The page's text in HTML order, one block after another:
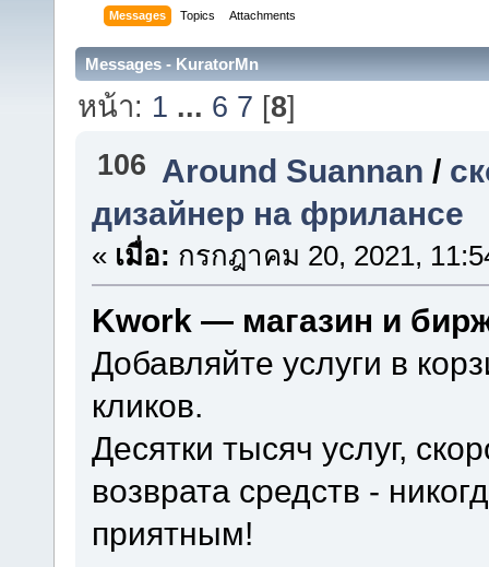
Messages Topics Attachments
Messages - KuratorMn
หน้า: 1 ... 6 7 [8]
106 Around Suannan /
дизайнер на фрилансе
« เมื่อ: กรกฎาคม 20, 2021,
Kwork — магазин и
Добавляйте услуги в
кликов.
Десятки тысяч услуг,
возврата средств -
приятным!